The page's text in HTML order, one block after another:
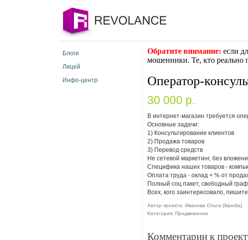
Блоги
Лицей
Инфо-центр
Обратите внимание: если
мошенники. Те, кто реально
Оператор-
30 000 p.
В интернет-магазин требуется
Основные задачи:
1) Консультирование клиентов
2) Продажа товаров
3) Перевод средств
Не сетевой маркетинг, без
Специфика наших товаров -
Оплата труда - оклад + % от
Полный соц пакет, свободный
Всех, кого заинтересовало,
Автор проекта: Иванова Ольга [litpedia]
Категория: Продвижение
Комментарии к